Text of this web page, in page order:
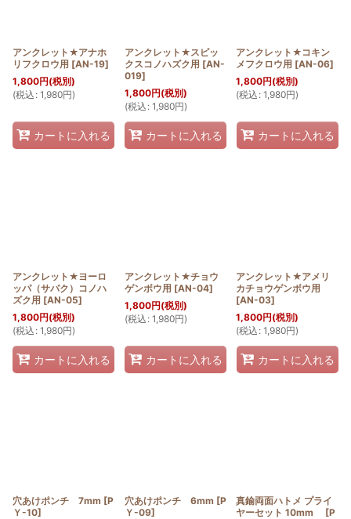
アンクレット★アナホ
リフクロウ用 [AN-19]
1,800円(税別)
(税込 : 1,980円)
カートに入れる
アンクレット★スピッ
クスコノハズク用 [AN-
019]
1,800円(税別)
(税込 : 1,980円)
カートに入れる
アンクレット★コキン
メフクロウ用 [AN-06]
1,800円(税別)
(税込 : 1,980円)
カートに入れる
アンクレット★ヨーロ
ッパ（サバク）コノハ
ズク用 [AN-05]
1,800円(税別)
(税込 : 1,980円)
カートに入れる
アンクレット★チョウ
ゲンボウ用 [AN-04]
1,800円(税別)
(税込 : 1,980円)
カートに入れる
アンクレット★アメリ
カチョウゲンボウ用
[AN-03]
1,800円(税別)
(税込 : 1,980円)
カートに入れる
穴あけポンチ 7mm [P
Ｙ-10]
穴あけポンチ 6mm [P
Ｙ-09]
真鍮両面ハトメ プライ
ヤーセット 10mm
[P